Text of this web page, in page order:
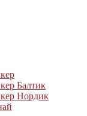
Балтик
Нордик